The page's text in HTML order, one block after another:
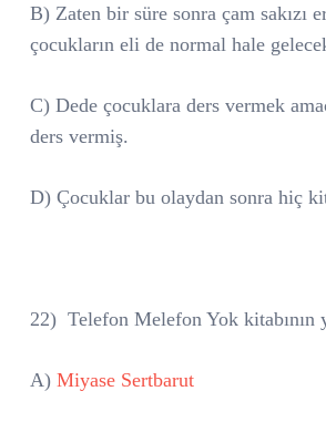
B) Zaten bir süre sonra çam sakızı
çocukların eli de normal hale
C) Dede çocuklara ders vermek
ders vermiş.
D) Çocuklar bu olaydan sonra hiç
22) Telefon Melefon Yok kitabının
A) Miyase Sertbarut